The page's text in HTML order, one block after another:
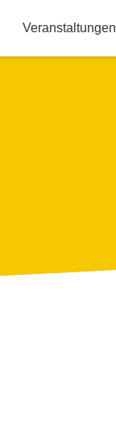
Veranstaltungen